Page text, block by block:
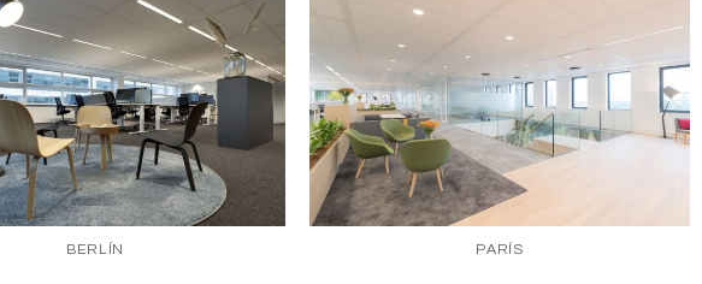
BERLÍN PARÍS